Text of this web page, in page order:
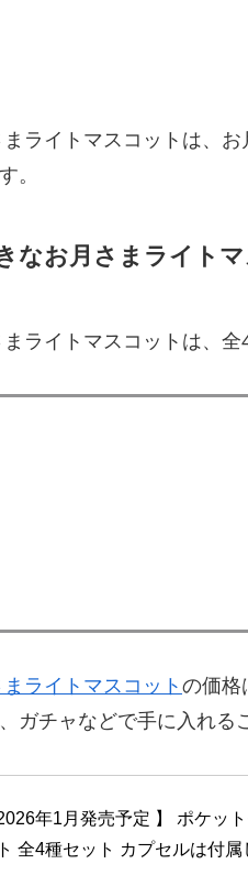
ライトマスコットは、
。
なお月さまライト
ライトマスコットは、全
ライトマスコット の価格
ガチャなどで手に入れる
年1月発売予定 】 ポケッ
全4種セット カプセルは付